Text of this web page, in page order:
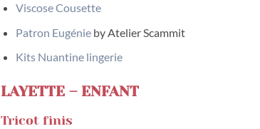
Viscose Cousette
Patron Eugénieby Atelier Scammit
Kits Nuantine lingerie
LAYETTE – ENFANT
Tricot finis